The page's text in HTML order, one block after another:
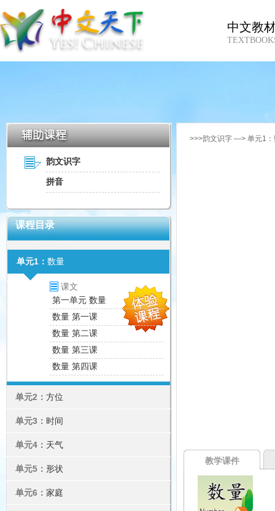
中文教
韵文识字
拼音
课程目录
单元1： 数量
课文
第一单元 数量
数量 第一课
数量 第二课
数量 第三课
数量 第四课
单元2： 方位
单元3： 时间
单元4： 天气
单元5： 形状
单元6： 家庭
>>>韵文识字 —> 单元1
教学课件